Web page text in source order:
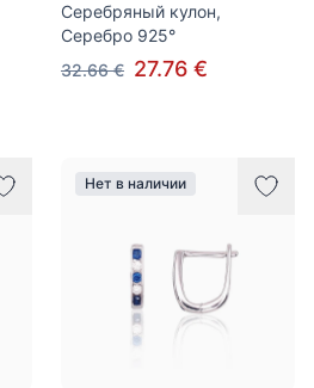
Серебряный кулон,
Серебро 925°
32.66 € 27.76 €
Нет в наличии